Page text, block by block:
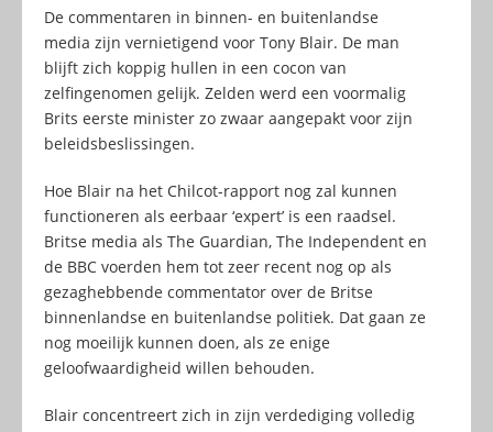
De commentaren in binnen- en buitenlandse
media zijn vernietigend voor Tony Blair. De man
blijft zich koppig hullen in een cocon van
zelfingenomen gelijk. Zelden werd een voormalig
Brits eerste minister zo zwaar aangepakt voor zijn
beleidsbeslissingen.
Hoe Blair na het Chilcot-rapport nog zal kunnen
functioneren als eerbaar ‘expert’ is een raadsel.
Britse media als The Guardian, The Independent en
de BBC voerden hem tot zeer recent nog op als
gezaghebbende commentator over de Britse
binnenlandse en buitenlandse politiek. Dat gaan ze
nog moeilijk kunnen doen, als ze enige
geloofwaardigheid willen behouden.
Blair concentreert zich in zijn verdediging volledig